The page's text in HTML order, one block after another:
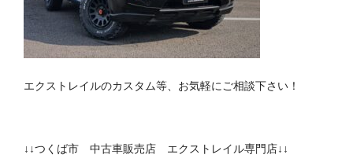
エクストレイルのカスタム等、お気軽にご相談下さい！
↓↓つくば市 中古車販売店 エクストレイル専門店↓↓